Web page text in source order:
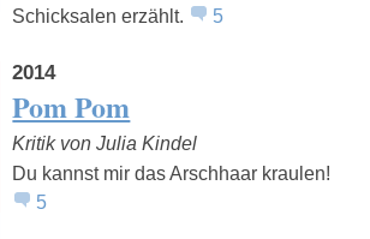
Schicksalen erzählt.
5
2014
Pom Pom
Kritik von Julia Kindel
Du kannst mir das Arschhaar kraulen!
5